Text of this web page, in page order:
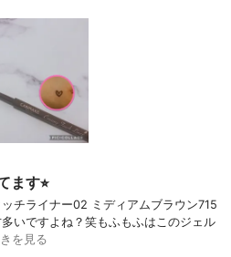
ます⭐︎
チライナー02 ミディアムブラウン715
いですよね？笑もふもふはこのジェル
を見る